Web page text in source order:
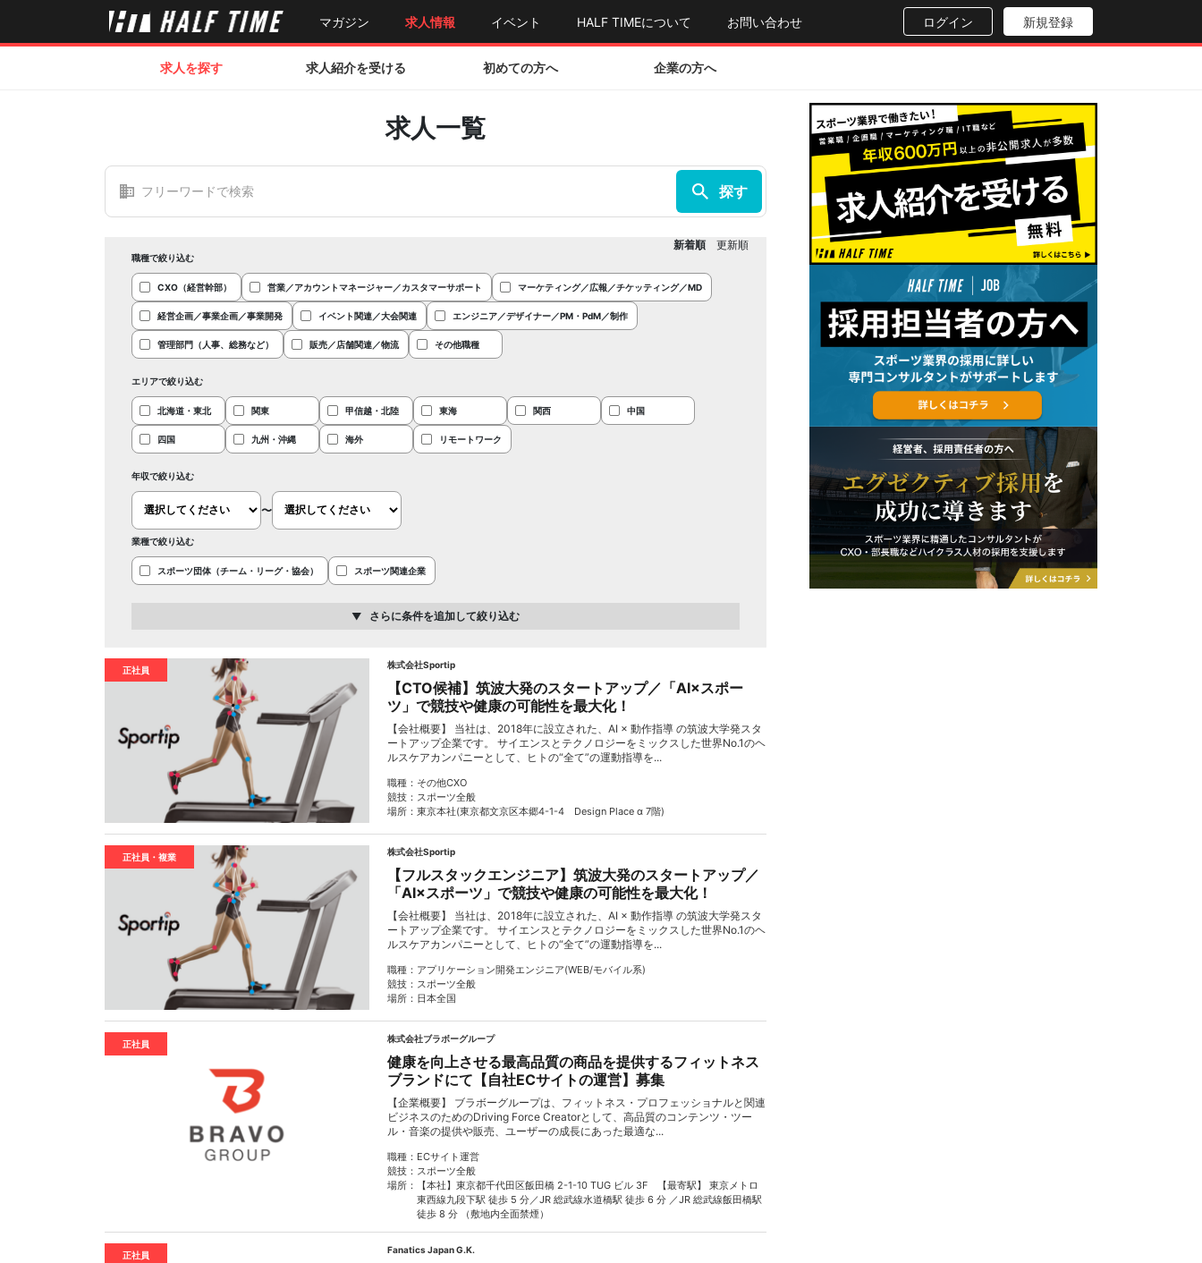
マガジン 求人情報 イベント HALF TIMEについて お問い合わせ ログイン 新規登録
求人を探す 求人紹介を受ける 初めての方へ 企業の方へ
求人一覧
新着順 更新順
職種で絞り込む
CXO（経営幹部） 営業／アカウントマネージャー／カスタマーサポート マーケティング／広報／チケッティング／MD
経営企画／事業企画／事業開発 イベント関連／大会関連 エンジニア／デザイナー／PM・PdM／制作
管理部門（人事、総務など） 販売／店舗関連／物流 その他職種
エリアで絞り込む
北海道・東北 関東 甲信越・北陸 東海 関西 中国
四国 九州・沖縄 海外 リモートワーク
年収で絞り込む
〜
業種で絞り込む
スポーツ団体（チーム・リーグ・協会） スポーツ関連企業
さらに条件を追加して絞り込む
正社員 株式会社Sportip
【CTO候補】筑波大発のスタートアップ／「AI×スポー
ツ」で競技や健康の可能性を最大化！
【会社概要】 当社は、2018年に設立された、AI × 動作指導 の筑波大学発スタ
ートアップ企業です。 サイエンスとテクノロジーをミックスした世界No.1のヘ
ルスケアカンパニーとして、ヒトの“全て”の運動指導を...
職種
その他CXO
競技
スポーツ全般
場所
東京本社(東京都文京区本郷4-1-4 Design Place α 7階)
正社員・複業 株式会社Sportip
【フルスタックエンジニア】筑波大発のスタートアップ／
「AI×スポーツ」で競技や健康の可能性を最大化！
【会社概要】 当社は、2018年に設立された、AI × 動作指導 の筑波大学発スタ
ートアップ企業です。 サイエンスとテクノロジーをミックスした世界No.1のヘ
ルスケアカンパニーとして、ヒトの“全て”の運動指導を...
職種
アプリケーション開発エンジニア(WEB/モバイル系)
競技
スポーツ全般
場所
日本全国
正社員 株式会社ブラボーグループ
健康を向上させる最高品質の商品を提供するフィットネス
ブランドにて【自社ECサイトの運営】募集
【企業概要】 ブラボーグループは、フィットネス・プロフェッショナルと関連
ビジネスのためのDriving Force Creatorとして、高品質のコンテンツ・ツー
ル・音楽の提供や販売、ユーザーの成長にあった最適な...
職種
ECサイト運営
競技
スポーツ全般
場所
【本社】東京都千代⽥区飯⽥橋 2-1-10 TUG ビル 3F 【最寄駅】 東京メトロ
東⻄線九段下駅 徒歩 5 分／JR 総武線⽔道橋駅 徒歩 6 分 ／JR 総武線飯⽥橋駅
徒歩 8 分 （敷地内全⾯禁煙）
正社員 Fanatics Japan G.K.